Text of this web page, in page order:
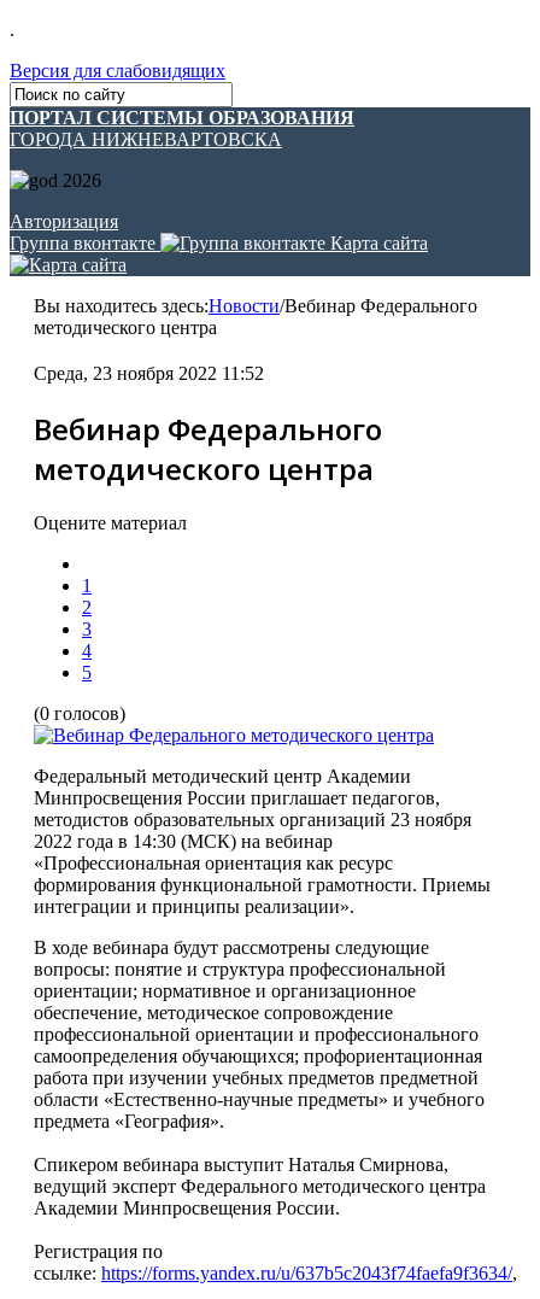
.
Версия для слабовидящих
ПОРТАЛ СИСТЕМЫ ОБРАЗОВАНИЯ
ГОРОДА НИЖНЕВАРТОВСКА
Авторизация
Группа вконтакте
Карта сайта
Вы находитесь здесь:Новости/Вебинар Федерального
методического центра
Среда, 23 ноября 2022 11:52
Вебинар Федерального
методического центра
Оцените материал
1
2
3
4
5
(0 голосов)
Федеральный методический центр Академии
Минпросвещения России приглашает педагогов,
методистов образовательных организаций 23 ноября
2022 года в 14:30 (МСК) на вебинар
«Профессиональная ориентация как ресурс
формирования функциональной грамотности. Приемы
интеграции и принципы реализации».
В ходе вебинара будут рассмотрены следующие
вопросы: понятие и структура профессиональной
ориентации; нормативное и организационное
обеспечение, методическое сопровождение
профессиональной ориентации и профессионального
самоопределения обучающихся; профориентационная
работа при изучении учебных предметов предметной
области «Естественно-научные предметы» и учебного
предмета «География».
Спикером вебинара выступит Наталья Смирнова,
ведущий эксперт Федерального методического центра
Академии Минпросвещения России.
Регистрация по
ссылке: https://forms.yandex.ru/u/637b5c2043f74faefa9f3634/,